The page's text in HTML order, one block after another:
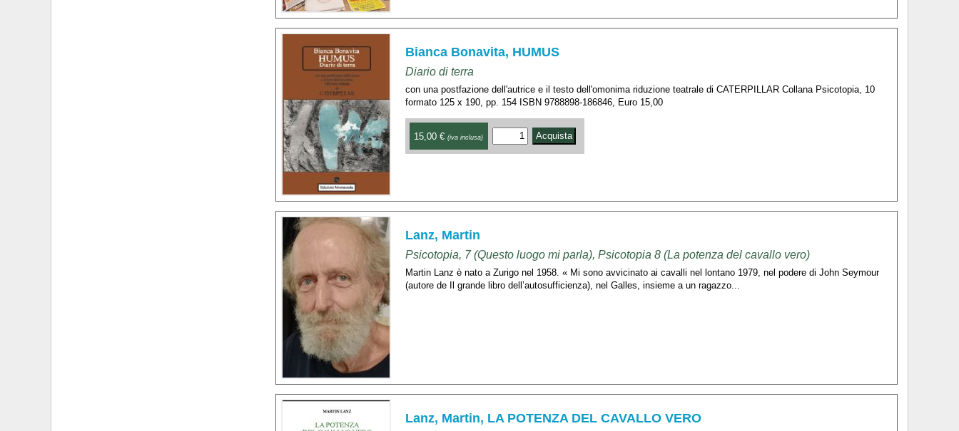
Bianca Bonavita, HUMUS
Diario di terra
con una postfazione dell'autrice e il testo dell'omonima riduzione teatrale di CATERPILLAR Collana Psicotopia, 10
formato 125 x 190, pp. 154 ISBN 9788898-186846, Euro 15,00
15,00 € (iva inclusa)
Lanz, Martin
Psicotopia, 7 (Questo luogo mi parla), Psicotopia 8 (La potenza del cavallo vero)
Martin Lanz è nato a Zurigo nel 1958. « Mi sono avvicinato ai cavalli nel lontano 1979, nel podere di John Seymour
(autore de Il grande libro dell’autosufficienza), nel Galles, insieme a un ragazzo...
Lanz, Martin, LA POTENZA DEL CAVALLO VERO